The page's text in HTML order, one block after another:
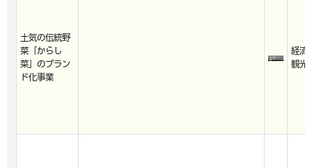
土気の伝統野
菜「からし
菜」のブラン
ド化事業
経済
観光